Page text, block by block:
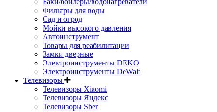
Баки/бойлеры/водонагреватели
Фильтры для воды
Сад и огрод
Мойки высокого давления
Автоинструмент
Товары для реабилитации
Замки дверные
Электроинструменты DEKO
Электроинструменты DeWalt
Телевизоры
Телевизоры Xiaomi
Телевизоры Яндекс
Телевизоры Sber